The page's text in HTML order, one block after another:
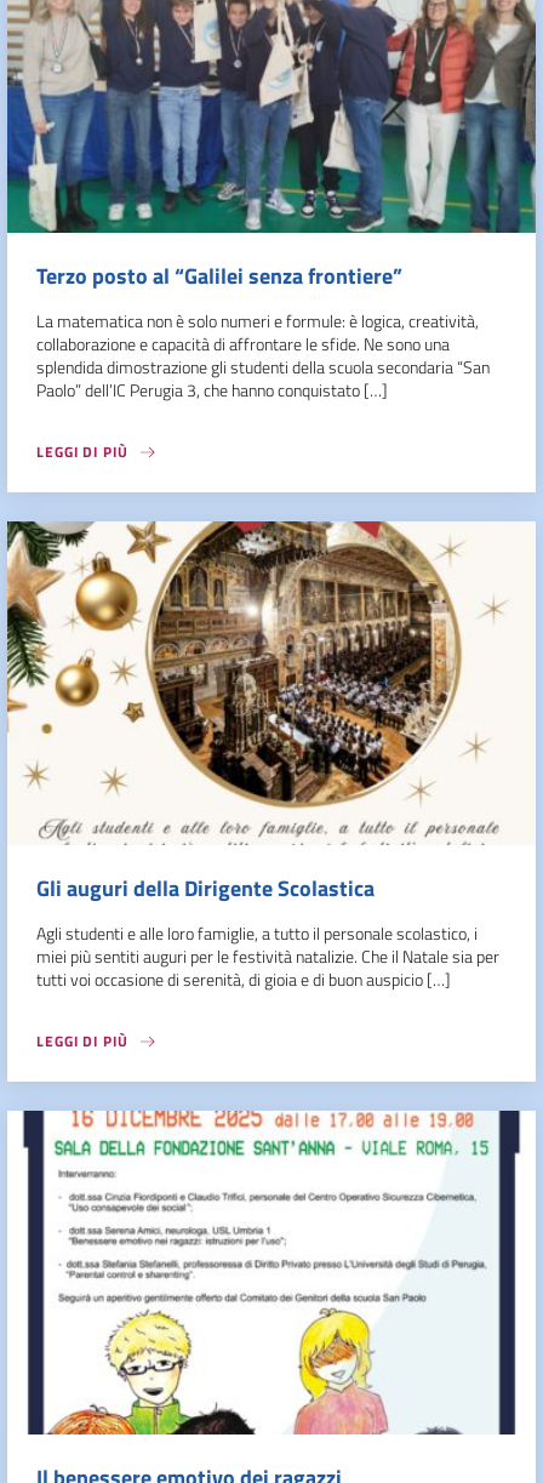
Terzo posto al “Galilei senza frontiere”
La matematica non è solo numeri e formule: è logica, creatività,
collaborazione e capacità di affrontare le sfide. Ne sono una
splendida dimostrazione gli studenti della scuola secondaria “San
Paolo” dell’IC Perugia 3, che hanno conquistato […]
LEGGI DI PIÙ
Gli auguri della Dirigente Scolastica
Agli studenti e alle loro famiglie, a tutto il personale scolastico, i
miei più sentiti auguri per le festività natalizie. Che il Natale sia per
tutti voi occasione di serenità, di gioia e di buon auspicio […]
LEGGI DI PIÙ